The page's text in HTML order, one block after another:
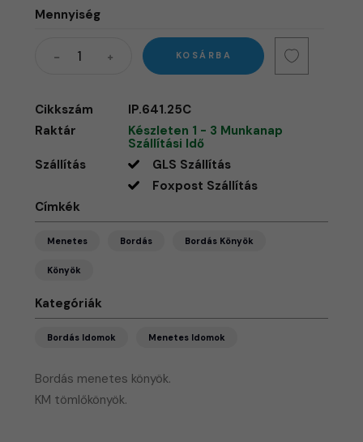
Bordás menetes könyök.
​KM tömlőkönyök.
Mennyiség
KOSÁRBA
Cikkszám
IP.641.25C
Raktár
Készleten 1 - 3 Munkanap
Szállítási Idő
Szállítás
GLS Szállítás
Foxpost Szállítás
Címkék
Menetes Bordás Bordás Könyök
Könyök
Kategóriák
Bordás Idomok Menetes Idomok